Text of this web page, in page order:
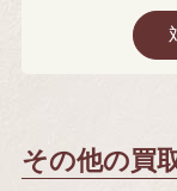
その他の買